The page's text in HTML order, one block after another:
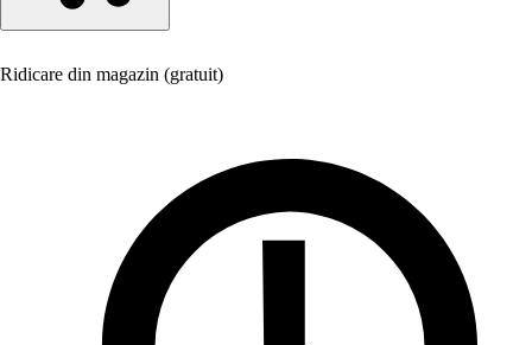
Ridicare din magazin (gratuit)